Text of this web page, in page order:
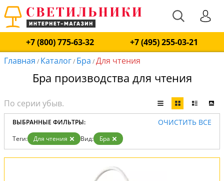
+7 (800) 775-63-32
+7 (495) 255-03-21
Главная / Каталог/ Бра /Для чтения
Бра производства для чтения
ВЫБРАННЫЕ ФИЛЬТРЫ: ОЧИСТИТЬ ВСЕ
Теги: Для чтения Вид: Бра